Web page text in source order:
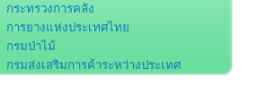
กระทรวงการคลัง
การยางแห่งประเทศไทย
กรมป่าไม้
กรมส่งเสริมการค้าระหว่างประเทศ